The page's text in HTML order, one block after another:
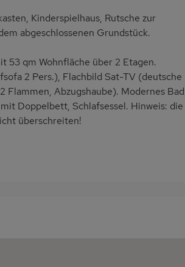
Kinderspielhaus, Rutsche zur
abgeschlossenen Grundstück.
53 qm Wohnfläche über 2 Etagen.
2 Pers.), Flachbild Sat-TV (deutsche
Flammen, Abzugshaube). Modernes Bad
Doppelbett, Schlafsessel. Hinweis: die
überschreiten!